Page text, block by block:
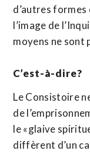
d’autres
l’image de
moyens ne sont
C’est-à-dire?
Le Consistoire
de
le «glaive
diffèrent d’un